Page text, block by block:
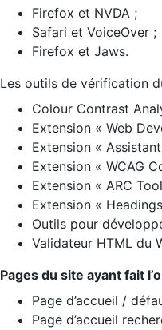
Firefox et NVDA ;
Safari et VoiceOver ;
Firefox et Jaws.
Les outils de vérification
Colour Contrast
Extension « Web
Extension «
Extension « WCAG
Extension « ARC
Extension «
Outils pour
Validateur HTML du
Pages du site ayant fait
Page d’accueil /
Page d’accueil